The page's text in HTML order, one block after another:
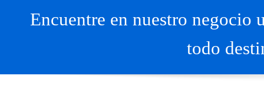
Encuentre en nuestro negocio
todo